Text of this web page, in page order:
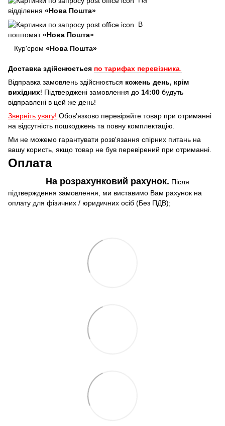
відділення «Нова Пошта»
В
поштомат«Нова Пошта»
Кур'єром «Нова Пошта»
Доставка здійснюється по тарифах перевізника
Відправка замовлень здійснюється кожень день, крім
вихідних! Підтверджені замовлення до 14:00 будуть
відправлені в цей же день!
Зверніть увагу! Обов'язково перевіряйте товар при отриманні
на відсутність пошкоджень та повну комплектацію.
Ми не можемо гарантувати розв'язання спірних питань на
вашу користь, якщо товар не був перевірений при отриманні.
Оплата
На розрахунковий рахунок. Після
підтверждення замовлення, ми виставимо Вам рахунок на
оплату для фізичних / юридичних осіб (Без ПДВ);